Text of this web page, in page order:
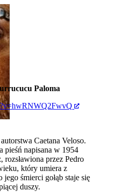
Paloma
Caetana Veloso.
pieśń napisana w 1954
rozsławiona przez Pedro
który umiera z
śmierci gołąb staje się
duszy.